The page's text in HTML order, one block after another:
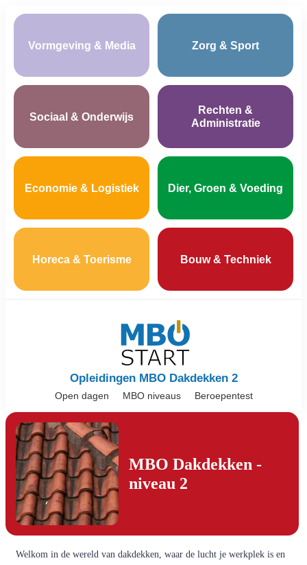
Vormgeving & Media Zorg & Sport
Sociaal & Onderwijs
Rechten &
Administratie
Economie & Logistiek Dier, Groen & Voeding
Horeca & Toerisme Bouw & Techniek
Opleidingen MBO Dakdekken 2
Open dagen MBO niveaus Beroepentest
MBO Dakdekken -
niveau 2
Welkom in de wereld van dakdekken, waar de lucht je werkplek is en